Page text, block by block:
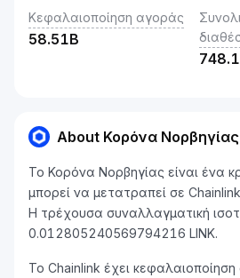
Κεφαλαιοποίηση αγοράς
58.51B
About Κορόνα
Το Κορόνα Νορβηγίας είναι ένα
μπορεί να μετατραπεί σε
Η τρέχουσα συναλλαγματική
0.012805240569794216 LINK.
Το Chainlink έχει